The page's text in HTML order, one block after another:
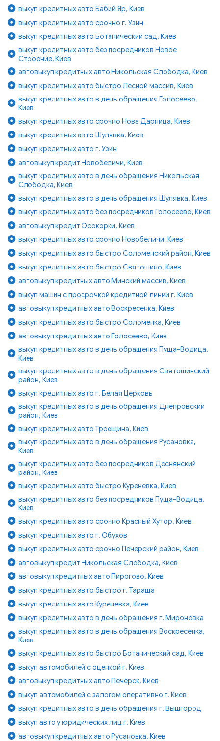
выкуп кредитных авто Бабий Яр, Киев
выкуп кредитных авто срочно г. Узин
выкуп кредитных авто Ботанический сад, Киев
выкуп кредитных авто без посредников Новое
Строение, Киев
автовыкуп кредитных авто Никольская Слободка, Киев
выкуп кредитных авто быстро Лесной массив, Киев
выкуп кредитных авто в день обращения Голосеево,
Киев
выкуп кредитных авто срочно Нова Дарница, Киев
выкуп кредитных авто Шулявка, Киев
выкуп кредитных авто г. Узин
автовыкуп кредит Новобеличи, Киев
выкуп кредитных авто в день обращения Никольская
Слободка, Киев
выкуп кредитных авто в день обращения Шулявка, Киев
выкуп кредитных авто без посредников Голосеево, Киев
автовыкуп кредит Осокорки, Киев
выкуп кредитных авто срочно Новобеличи, Киев
выкуп кредитных авто быстро Соломенский район, Киев
выкуп кредитных авто быстро Святошино, Киев
автовыкуп кредитных авто Минский массив, Киев
выкуп машин с просрочкой кредитной линии г. Киев
автовыкуп кредитных авто Воскресенка, Киев
выкуп кредитных авто быстро Соломенка, Киев
автовыкуп кредитных авто Голосеево, Киев
выкуп кредитных авто в день обращения Пуща-Водица,
Киев
выкуп кредитных авто в день обращения Святошинский
район, Киев
выкуп кредитных авто г. Белая Церковь
выкуп кредитных авто в день обращения Днепровский
район, Киев
выкуп кредитных авто Троещина, Киев
выкуп кредитных авто в день обращения Русановка,
Киев
выкуп кредитных авто без посредников Деснянский
район, Киев
выкуп кредитных авто быстро Куреневка, Киев
выкуп кредитных авто без посредников Пуща-Водица,
Киев
выкуп кредитных авто срочно Красный Хутор, Киев
выкуп кредитных авто г. Обухов
выкуп кредитных авто срочно Печерский район, Киев
автовыкуп кредит Никольская Слободка, Киев
автовыкуп кредитных авто Пирогово, Киев
выкуп кредитных авто быстро г. Тараща
выкуп кредитных авто Куреневка, Киев
выкуп кредитных авто в день обращения г. Мироновка
выкуп кредитных авто в день обращения Воскресенка,
Киев
выкуп кредитных авто быстро Ботанический сад, Киев
выкуп автомобилей с оценкой г. Киев
автовыкуп кредитных авто Печерск, Киев
выкуп автомобилей с залогом оперативно г. Киев
выкуп кредитных авто в день обращения г. Вышгород
выкуп авто у юридических лиц г. Киев
автовыкуп кредитных авто Русановка, Киев